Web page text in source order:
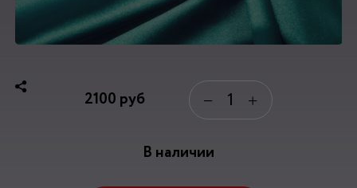
2100 руб − +
В наличии